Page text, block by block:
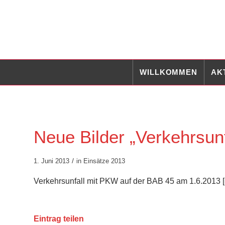
WILLKOMMEN
Neue Bilder
1. Juni 2013 / in Einsätze 2013
Verkehrsunfall mit PKW auf der BAB 45 am 1.6.2013
Eintrag teilen